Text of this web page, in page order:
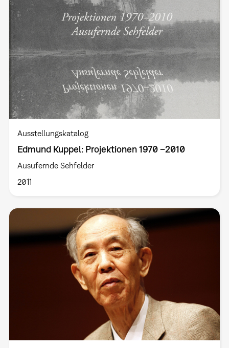
Ausstellungskatalog
Edmund Kuppel: Projektionen 1970 –2010
Ausufernde Sehfelder
2011